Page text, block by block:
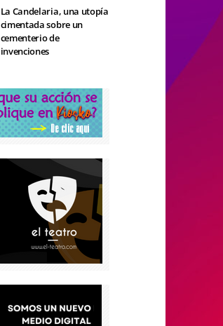
La Candelaria, una utopía
cimentada sobre un
cementerio de
invenciones